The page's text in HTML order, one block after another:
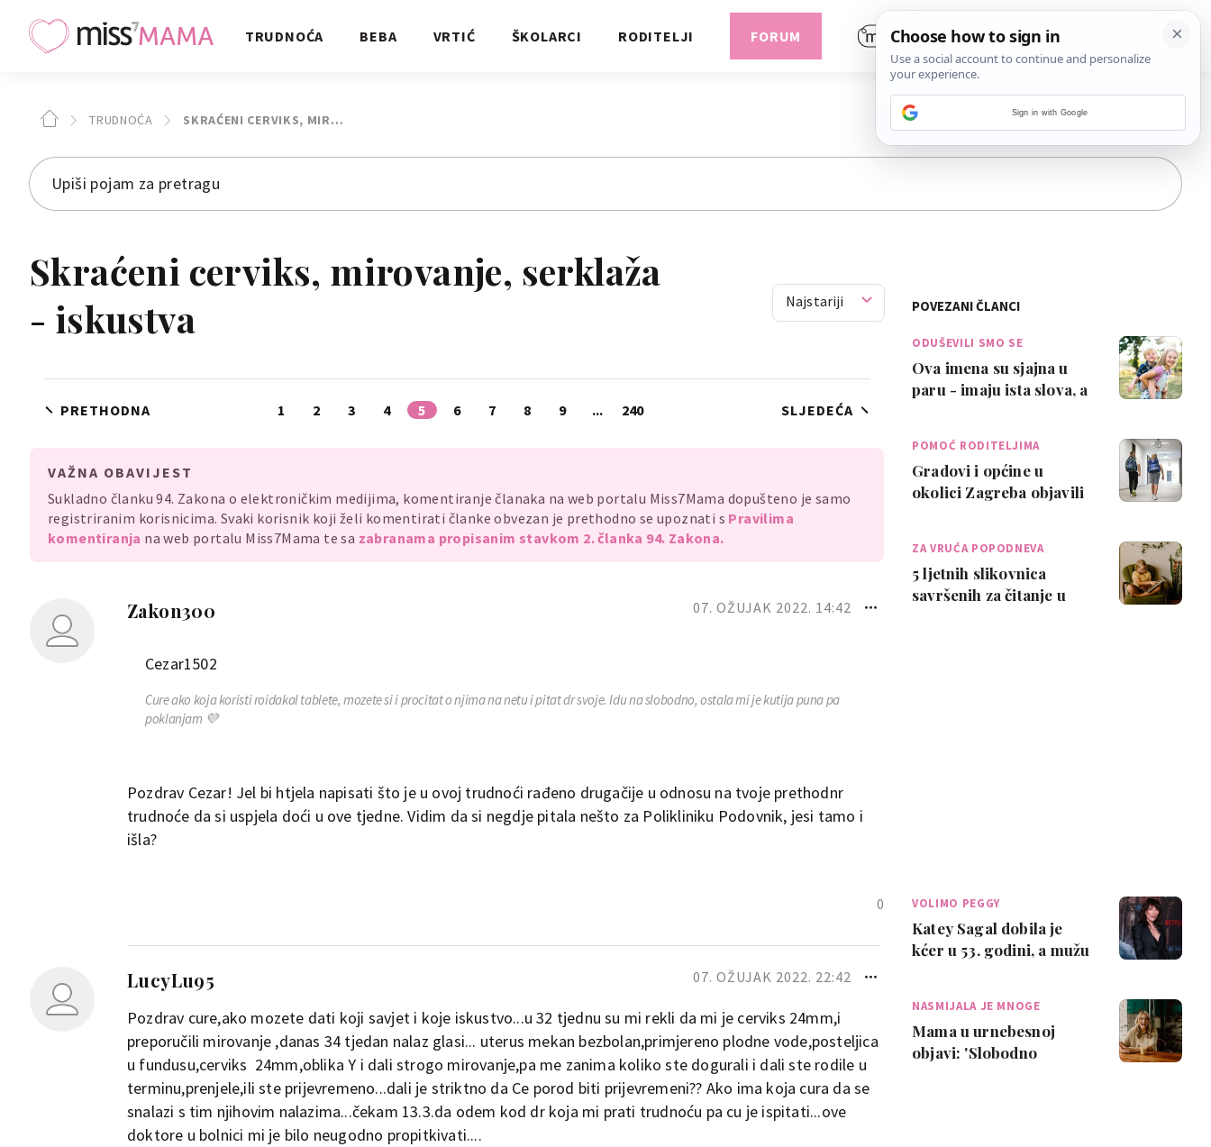
TRUDNOĆA BEBA VRTIĆ ŠKOLARCI RODITELJI FORUM
TRUDNOĆA SKRAĆENI CERVIKS, MIR…
Skraćeni cerviks, mirovanje, serklaža
- iskustva
Najstariji
PRETHODNA 1 2 3 4 5 6 7 8 9 ... 240 SLJEDEĆA
VAŽNA OBAVIJEST
Sukladno članku 94. Zakona o elektroničkim medijima, komentiranje članaka na web portalu Miss7Mama dopušteno je samo
registriranim korisnicima. Svaki korisnik koji želi komentirati članke obvezan je prethodno se upoznati s Pravilima
komentiranja na web portalu Miss7Mama te sa zabranama propisanim stavkom 2. članka 94. Zakona.
Zakon300 07. OŽUJAK 2022. 14:42
Cezar1502
Cure ako koja koristi roidakal tablete, mozete si i procitat o njima na netu i pitat dr svoje. Idu na slobodno, ostala mi je kutija puna pa
poklanjam 💜
Pozdrav Cezar! Jel bi htjela napisati što je u ovoj trudnoći rađeno drugačije u odnosu na tvoje prethodnr
trudnoće da si uspjela doći u ove tjedne. Vidim da si negdje pitala nešto za Polikliniku Podovnik, jesi tamo i
išla?
0
LucyLu95 07. OŽUJAK 2022. 22:42
Pozdrav cure,ako mozete dati koji savjet i koje iskustvo...u 32 tjednu su mi rekli da mi je cerviks 24mm,i
preporučili mirovanje ,danas 34 tjedan nalaz glasi... uterus mekan bezbolan,primjereno plodne vode,posteljica
u fundusu,cerviks 24mm,oblika Y i dali strogo mirovanje,pa me zanima koliko ste dogurali i dali ste rodile u
terminu,prenjele,ili ste prijevremeno...dali je striktno da Ce porod biti prijevremeni?? Ako ima koja cura da se
snalazi s tim njihovim nalazima...čekam 13.3.da odem kod dr koja mi prati trudnoću pa cu je ispitati...ove
doktore u bolnici mi je bilo neugodno propitkivati....
POVEZANI ČLANCI
ODUŠEVILI SMO SE
Ova imena su sjajna u
paru - imaju ista slova, a
POMOĆ RODITELJIMA
Gradovi i općine u
okolici Zagreba objavili
ZA VRUĆA POPODNEVA
5 ljetnih slikovnica
savršenih za čitanje u
VOLIMO PEGGY
Katey Sagal dobila je
kćer u 53. godini, a mužu
NASMIJALA JE MNOGE
Mama u urnebesnoj
objavi: 'Slobodno
Sign in with Google